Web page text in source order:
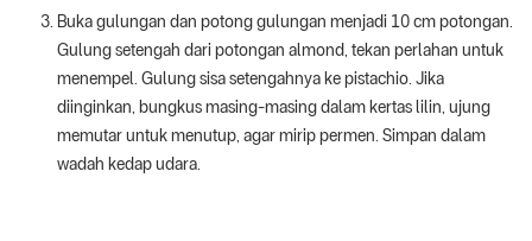
Buka gulungan dan potong gulungan menjadi 10 cm potongan.
Gulung setengah dari potongan almond, tekan perlahan untuk
menempel. Gulung sisa setengahnya ke pistachio. Jika
diinginkan, bungkus masing-masing dalam kertas lilin, ujung
memutar untuk menutup, agar mirip permen. Simpan dalam
wadah kedap udara.